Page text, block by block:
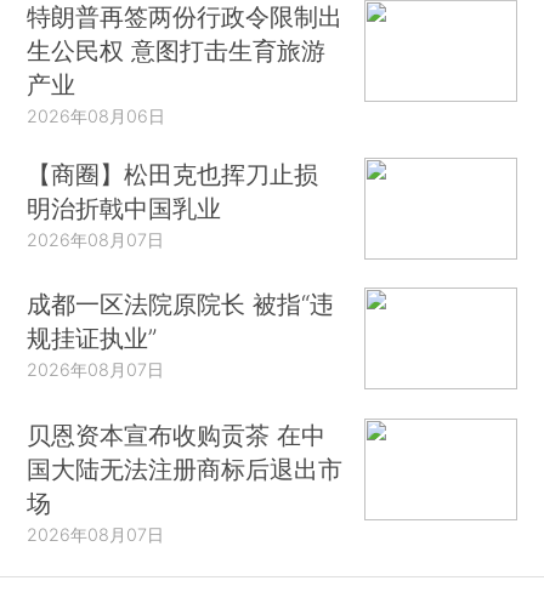
特朗普再签两份行政令限制出
生公民权 意图打击生育旅游
产业
2026年08月06日
【商圈】松田克也挥刀止损
明治折戟中国乳业
2026年08月07日
成都一区法院原院长 被指“违
规挂证执业”
2026年08月07日
贝恩资本宣布收购贡茶 在中
国大陆无法注册商标后退出市
场
2026年08月07日